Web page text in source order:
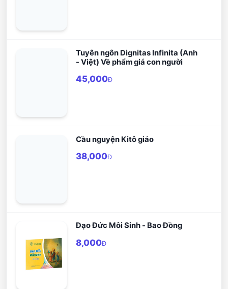
Tuyên ngôn Dignitas Infinita (Anh
- Việt) Về phẩm giá con người
45,000Đ
Cầu nguyện Kitô giáo
38,000Đ
Đạo Đức Môi Sinh - Bao Đồng
8,000Đ